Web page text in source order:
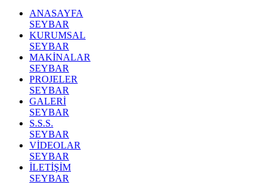
ANASAYFA
SEYBAR
KURUMSAL
SEYBAR
MAKİNALAR
SEYBAR
PROJELER
SEYBAR
GALERİ
SEYBAR
S.S.S.
SEYBAR
VİDEOLAR
SEYBAR
İLETİŞİM
SEYBAR